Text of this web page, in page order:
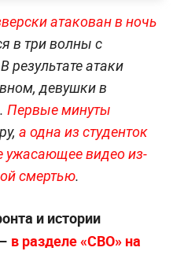
атакован в ночь
в три волны с
результате атаки
девушки в
Первые минуты
а одна из студенток
ужасающее видео из-
смертью.
и истории
в разделе «СВО» на